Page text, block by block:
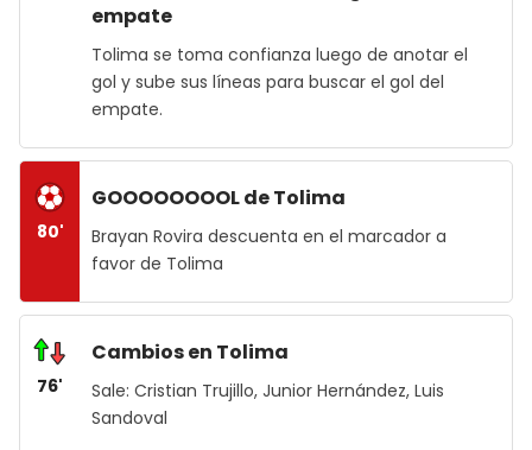
empate
Tolima se toma confianza luego de anotar el
gol y sube sus líneas para buscar el gol del
empate.
80'
GOOOOOOOOL de Tolima
Brayan Rovira descuenta en el marcador a
favor de Tolima
76'
Cambios en Tolima
Sale: Cristian Trujillo, Junior Hernández, Luis
Sandoval